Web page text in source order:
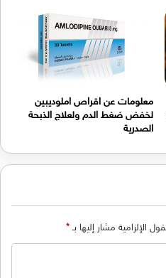
معلومات عن اقراص املوديبين
لخفض ضغط الدم ولعلاج الذبحة
الصدرية
الإلزامية مشار إليها بـ*